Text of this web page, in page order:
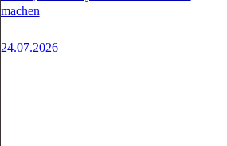
machen
24.07.2026